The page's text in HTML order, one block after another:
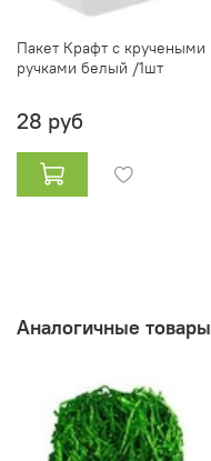
Пакет Крафт с кручеными
ручками белый /1шт
28 руб
Аналогичные товары